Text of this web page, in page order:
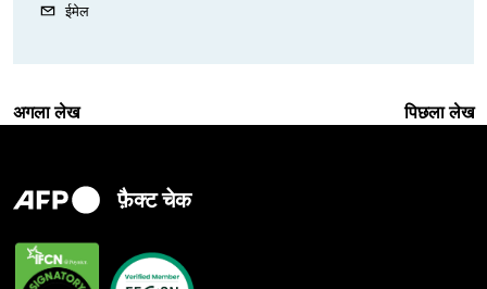
ईमेल
अगला लेख पिछला लेख
फ़ैक्ट चेक